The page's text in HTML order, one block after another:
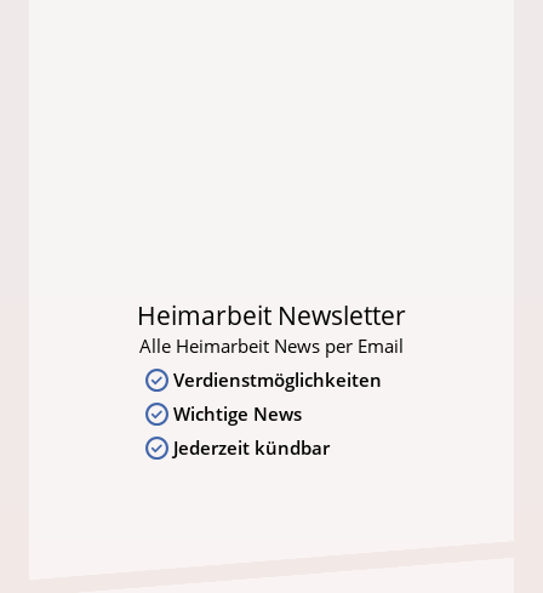
Heimarbeit Newsletter
Alle Heimarbeit News per Email
Verdienstmöglichkeiten
Wichtige News
Jederzeit kündbar